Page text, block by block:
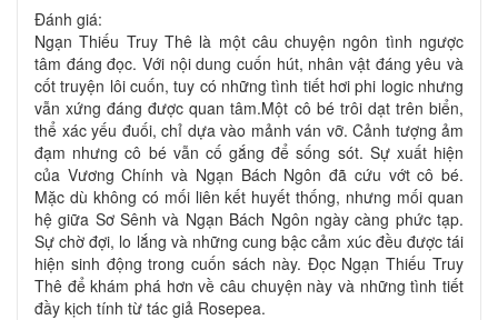
Đánh giá:
Ngạn Thiếu Truy Thê là một câu chuyện ngôn tình ngược
tâm đáng đọc. Với nội dung cuốn hút, nhân vật đáng yêu và
cốt truyện lôi cuốn, tuy có những tình tiết hơi phi logic nhưng
vẫn xứng đáng được quan tâm.Một cô bé trôi dạt trên biển,
thể xác yếu đuối, chỉ dựa vào mảnh ván vỡ. Cảnh tượng ảm
đạm nhưng cô bé vẫn cố gắng để sống sót. Sự xuất hiện
của Vương Chính và Ngạn Bách Ngôn đã cứu vớt cô bé.
Mặc dù không có mối liên kết huyết thống, nhưng mối quan
hệ giữa Sơ Sênh và Ngạn Bách Ngôn ngày càng phức tạp.
Sự chờ đợi, lo lắng và những cung bậc cảm xúc đều được tái
hiện sinh động trong cuốn sách này. Đọc Ngạn Thiếu Truy
Thê để khám phá hơn về câu chuyện này và những tình tiết
đầy kịch tính từ tác giả Rosepea.